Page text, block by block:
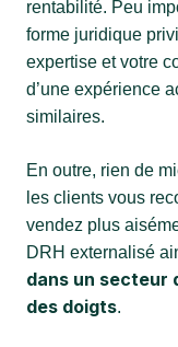
rentabilité. Peu
forme juridique
expertise et votre
d’une expérience
similaires.
En outre, rien de
les clients vous
vendez plus
DRH externalisé
dans un secteur
des doigts.